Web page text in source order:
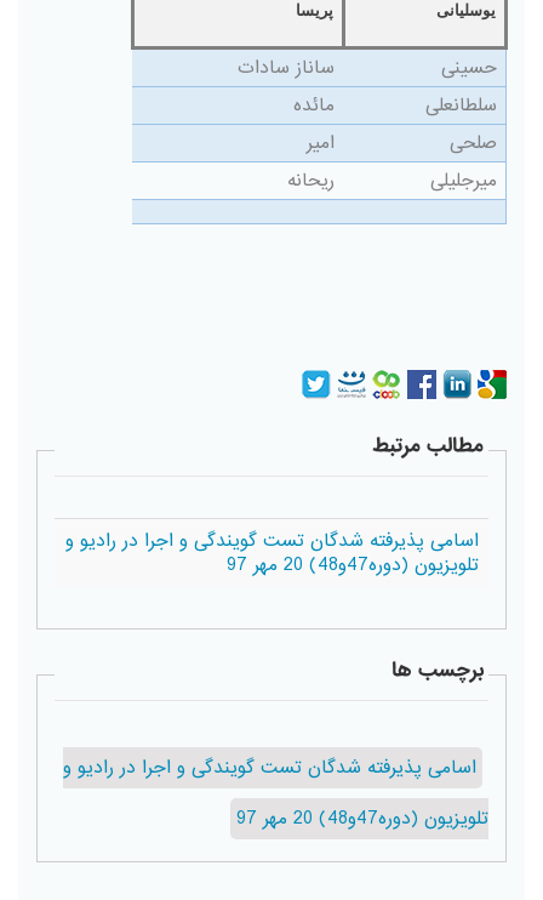
یوسلیانی پریسا
حسینی
ساناز سادات
سلطانعلی
مائده
صلحی
امیر
میرجلیلی
ریحانه
مطالب مرتبط
اسامی پذیرفته شدگان تست گویندگی و اجرا در رادیو و
تلویزیون (دوره47و48) 20 مهر 97
برچسب ها
اسامی پذیرفته شدگان تست گویندگی و اجرا در رادیو و
تلویزیون (دوره47و48) 20 مهر 97